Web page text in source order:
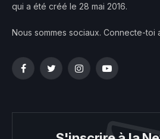
qui a été créé le 28 mai 2016.
Nous sommes sociaux. Connecte-toi
FacebookTwitterInstagramYouTube